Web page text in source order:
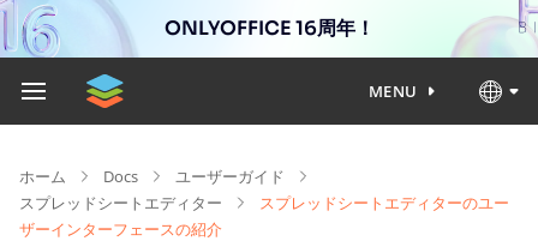
ONLYOFFICE 16周年！
MENU
ホーム Docs
ユーザーガイド
スプレッドシートエディター
スプレッドシートエディターのユー
ザーインターフェースの紹介